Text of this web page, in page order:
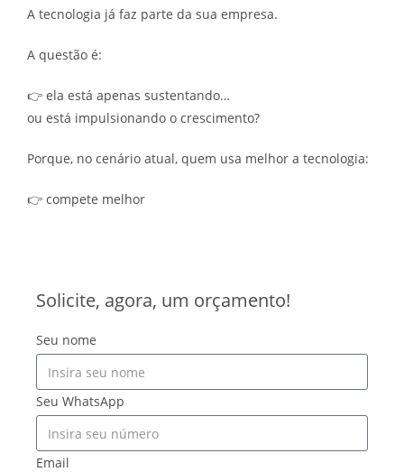
A tecnologia já faz parte da sua empresa.
A questão é:
👉 ela está apenas sustentando…
ou está impulsionando o crescimento?
Porque, no cenário atual, quem usa melhor a tecnologia:
👉 compete melhor
Solicite, agora, um orçamento!
Seu nome
Seu WhatsApp
Email